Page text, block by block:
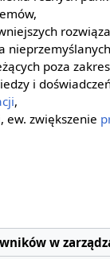
poza
i
,
ew. zwiększenie
w